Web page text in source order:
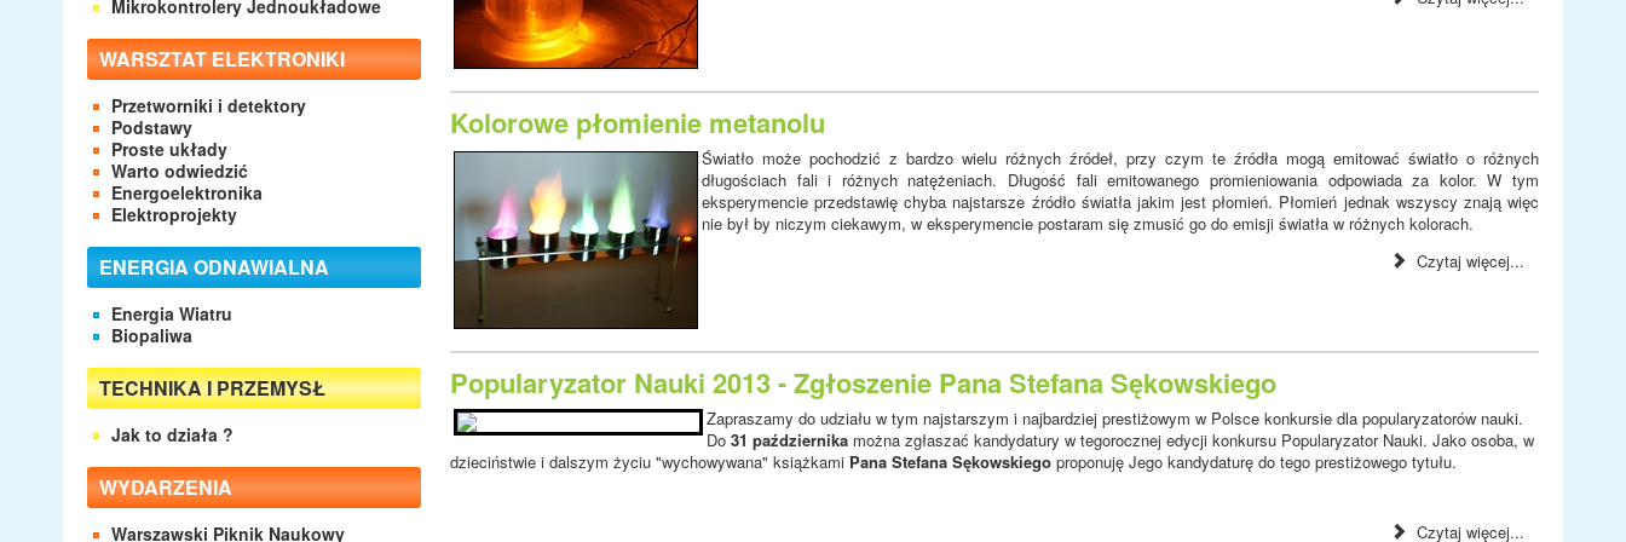
Mikrokontrolery Jednoukładowe
WARSZTAT ELEKTRONIKI
Przetworniki i detektory
Podstawy
Proste układy
Warto odwiedzić
Energoelektronika
Elektroprojekty
ENERGIA ODNAWIALNA
Energia Wiatru
Biopaliwa
TECHNIKA I PRZEMYSŁ
Jak to działa ?
WYDARZENIA
Warszawski Piknik Naukowy
Kolorowe płomienie metanolu
Światło może pochodzić z bardzo wielu różnych źródeł, przy czym te źródła mogą emitować światło o różnych
długościach fali i różnych natężeniach. Długość fali emitowanego promieniowania odpowiada za kolor. W tym
eksperymencie przedstawię chyba najstarsze źródło światła jakim jest płomień. Płomień jednak wszyscy znają więc
nie był by niczym ciekawym, w eksperymencie postaram się zmusić go do emisji światła w różnych kolorach.
Czytaj więcej...
Popularyzator Nauki 2013 - Zgłoszenie Pana Stefana Sękowskiego
Zapraszamy do udziału w tym najstarszym i najbardziej prestiżowym w Polsce konkursie dla popularyzatorów nauki.
Do 31 października można zgłaszać kandydatury w tegorocznej edycji konkursu Popularyzator Nauki. Jako osoba, w
dzieciństwie i dalszym życiu "wychowywana" książkami Pana Stefana Sękowskiego proponuję Jego kandydaturę do tego prestiżowego tytułu.
Czytaj więcej...